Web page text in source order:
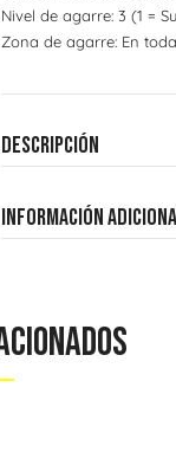
Nivel de agarre: 3 (1 =
Zona de agarre: En
Descripción
Información